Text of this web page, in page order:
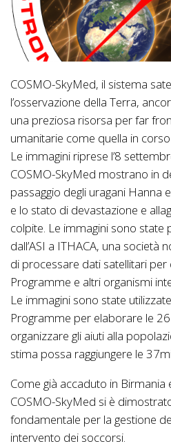
COSMO-SkyMed, il sistema
l’osservazione della Terra,
una preziosa risorsa per far
umanitarie come quella in
Le immagini riprese l’8
COSMO-SkyMed mostrano in
passaggio degli uragani Hanna
e lo stato di devastazione e
colpite. Le immagini sono
dall’ASI a ITHACA, una società
di processare dati satellitari
Programme e altri organismi
Le immagini sono state
Programme per elaborare le
organizzare gli aiuti alla
stima possa raggiungere le
Come già accaduto in Birmania
COSMO-SkyMed si è
fondamentale per la gestione
intervento dei soccorsi.